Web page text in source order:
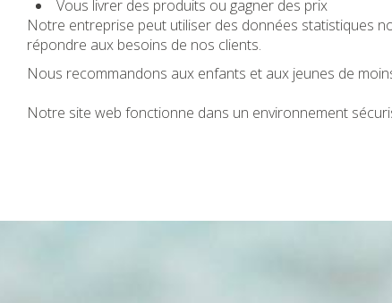
Vous livrer des produits ou gagner des prix
Notre entreprise peut utiliser des données statistiques
répondre aux besoins de nos clients.
Nous recommandons aux enfants et aux jeunes de
Notre site web fonctionne dans un environnement